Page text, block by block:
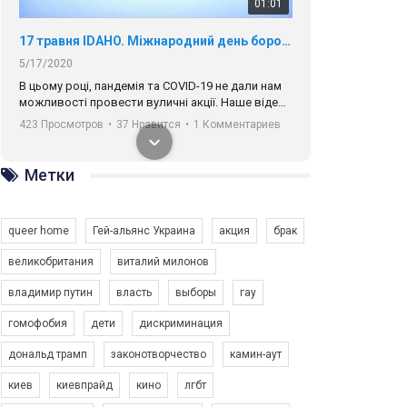
01:01
17 травня IDAHO. Міжнародний день боротьби з гомофобією трансфобією і біфобія.
5/17/2020
В цьому році, пандемія та COVІD-19 не дали нам
можливості провести вуличні акції. Наше відео-
звернення про те, що навіть коли ми у різних
містах та не можемо зустрінеться, ми разом. Ми
закликаємо всіх хто поділяє цінності рівності та
солідарності, приєднатися до нас. Регіональні
підрозділи ГАУ є в 16 областях України.
423 Просмотров • 37 Нравится • 1 Комментариев
Зупинимо насильство проти ЛГБТ в Україні! Stop violence against LGBT in Ukraine!
Емоційний та вражаючий промо-ролік на
Метки
queer home Гей-альянс Украина акция брак
великобритания виталий милонов
владимир путин власть выборы гау
гомофобия дети дискриминация
дональд трамп законотворчество камин-аут
киев киевпрайд кино лгбт